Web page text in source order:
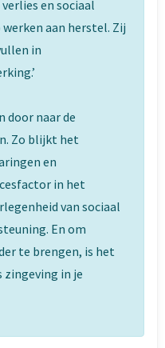
en sociaal
aan herstel. Zij
in
door naar de
Zo blijkt het
en
in het
van sociaal
En om
te brengen, is het
zingeving in je